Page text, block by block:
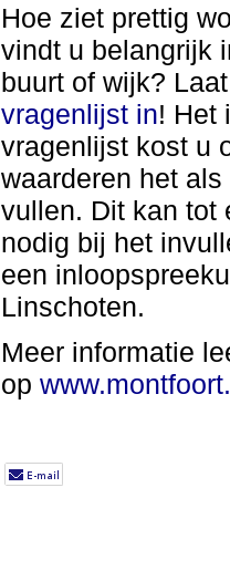
Hoe ziet prettig
vindt u belangrijk
buurt of wijk?
vragenlijst in! Het
vragenlijst kost u
waarderen het
vullen. Dit kan tot
nodig bij het
een
Linschoten.
Meer informatie
op